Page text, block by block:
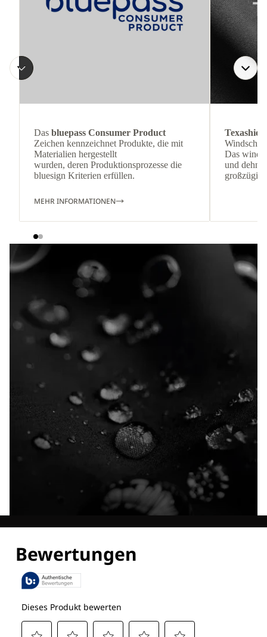
Das bluepass Consumer Product
Zeichen kennzeichnet Produkte, die mit
Materialien hergestellt
wurden, deren Produktionsprozesse die
bluesign Kriterien erfüllen.
MEHR INFORMATIONEN
Das
und